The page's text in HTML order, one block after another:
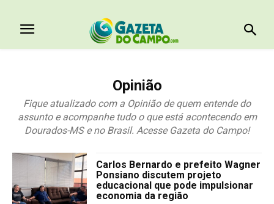
Opinião
Fique atualizado com a Opinião de quem entende do
assunto e acompanhe tudo o que está acontecendo em
Dourados-MS e no Brasil. Acesse Gazeta do Campo!
Carlos Bernardo e prefeito Wagner
Ponsiano discutem projeto
educacional que pode impulsionar
economia da região